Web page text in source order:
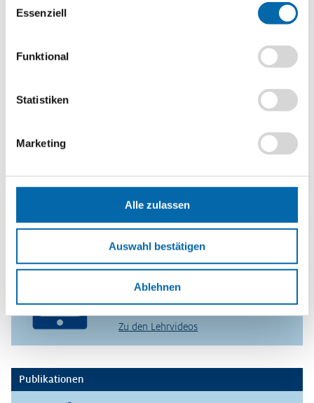
Essenziell
Funktional
Statistiken
Marketing
Alle zulassen
Auswahl bestätigen
Ablehnen
2017
WIWAG, Ecoland und Isle of Economy
Lehrvideos für Lehrkräfte
Ökonomische Modelle in 30 Minuten
verstehen – entdecken Sie unser
videobasiertes Format für die
Zu den Lehrvideos
Publikationen